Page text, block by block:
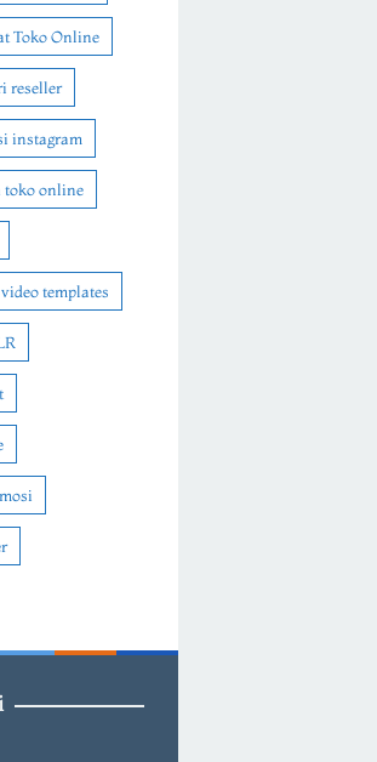
Toko Online
reseller
instagram
toko online
templates